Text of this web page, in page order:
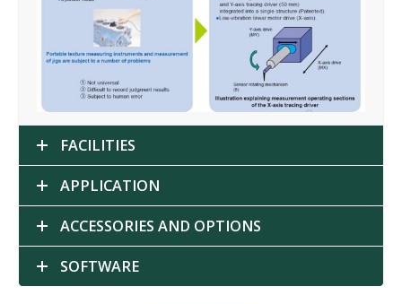
FACILITIES
APPLICATION
ACCESSORIES AND OPTIONS
SOFTWARE